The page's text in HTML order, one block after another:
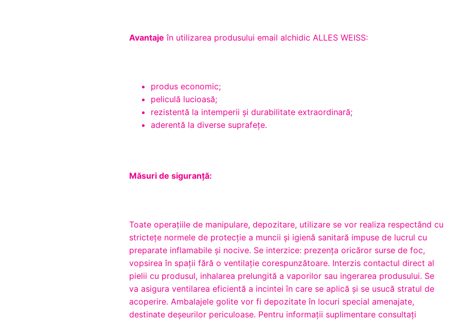
Avantaje în utilizarea produsului email alchidic ALLES WEISS:
produs economic;
peliculă lucioasă;
rezistentă la intemperii și durabilitate extraordinară;
aderentă la diverse suprafețe.
Măsuri de siguranță:
Toate operaţiile de manipulare, depozitare, utilizare se vor realiza respectând cu
stricteţe normele de protecţie a muncii şi igienă sanitară impuse de lucrul cu
preparate inflamabile şi nocive. Se interzice: prezenţa oricăror surse de foc,
vopsirea în spaţii fără o ventilaţie corespunzătoare. Interzis contactul direct al
pielii cu produsul, inhalarea prelungită a vaporilor sau ingerarea produsului. Se
va asigura ventilarea eficientă a incintei în care se aplică şi se usucă stratul de
acoperire. Ambalajele golite vor fi depozitate în locuri special amenajate,
destinate deşeurilor periculoase. Pentru informaţii suplimentare consultaţi